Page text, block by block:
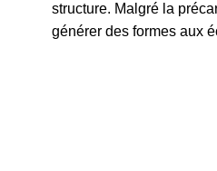
structure. Malgré la
générer des formes aux